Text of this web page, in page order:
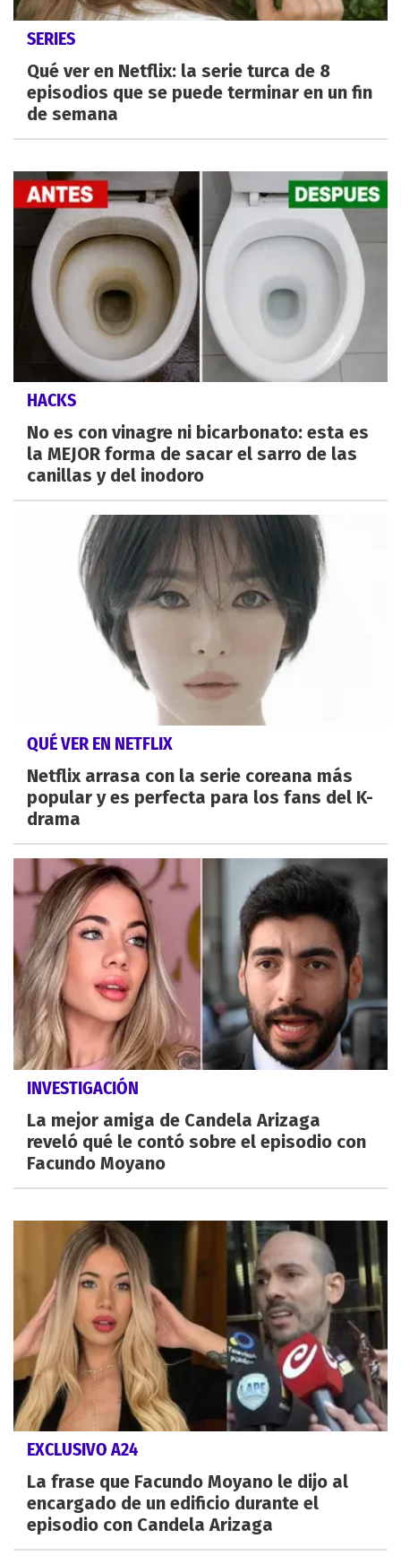
SERIES
Qué ver en Netflix: la serie turca de 8
episodios que se puede terminar en un fin
de semana
HACKS
No es con vinagre ni bicarbonato: esta es
la MEJOR forma de sacar el sarro de las
canillas y del inodoro
QUÉ VER EN NETFLIX
Netflix arrasa con la serie coreana más
popular y es perfecta para los fans del K-
drama
INVESTIGACIÓN
La mejor amiga de Candela Arizaga
reveló qué le contó sobre el episodio con
Facundo Moyano
EXCLUSIVO A24
La frase que Facundo Moyano le dijo al
encargado de un edificio durante el
episodio con Candela Arizaga